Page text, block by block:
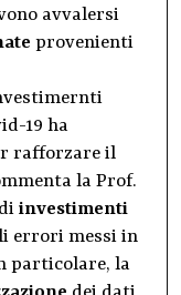
avvalersi
provenienti
19 ha
rafforzare il
la Prof.
investimenti
errori messi in
particolare, la